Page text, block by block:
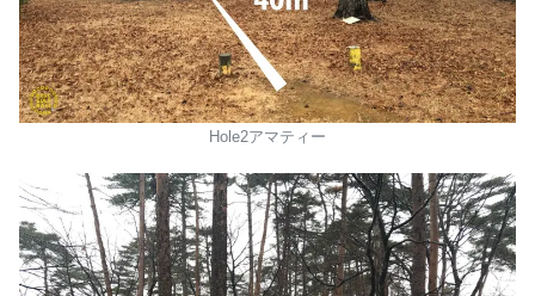
Hole2アマティー